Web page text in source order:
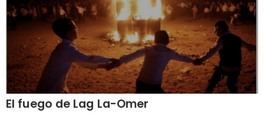
El fuego de Lag La-Omer